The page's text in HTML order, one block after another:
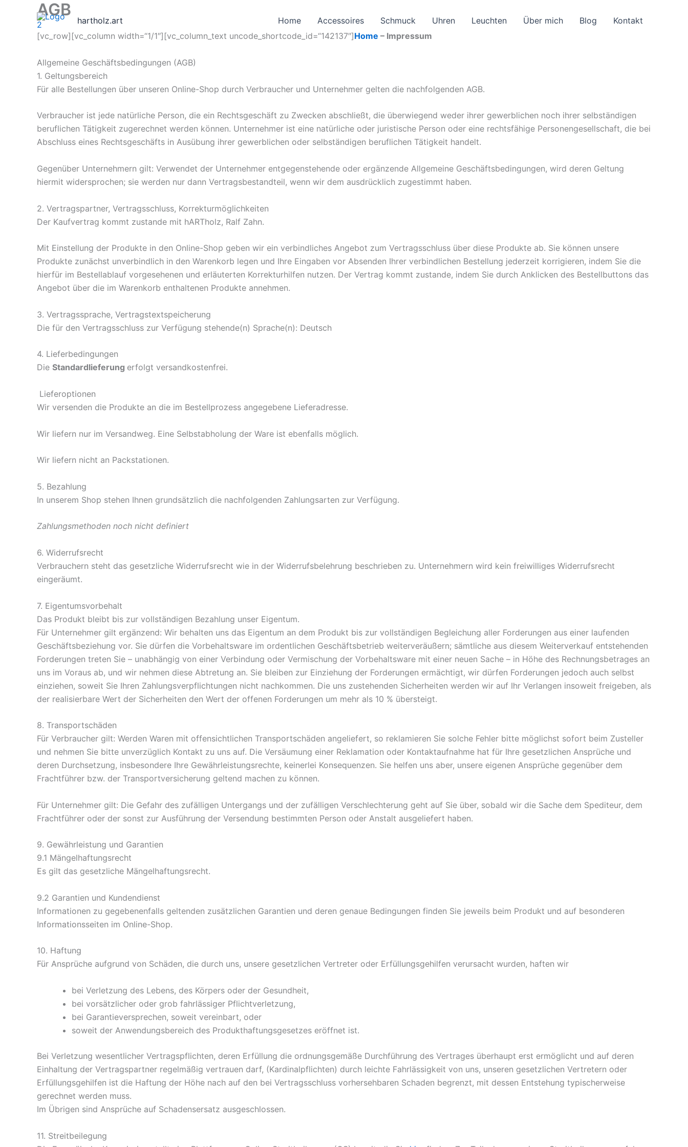
hartholz.art Home Accessoires Schmuck Uhren Leuchten Über mich Blog Kontakt
AGB
[vc_row][vc_column width=“1/1″][vc_column_text uncode_shortcode_id=“142137″]Home – Impressum
Allgemeine Geschäftsbedingungen (AGB)
1. Geltungsbereich
Für alle Bestellungen über unseren Online-Shop durch Verbraucher und Unternehmer gelten die nachfolgenden AGB.
Verbraucher ist jede natürliche Person, die ein Rechtsgeschäft zu Zwecken abschließt, die überwiegend weder ihrer gewerblichen noch ihrer selbständigen
beruflichen Tätigkeit zugerechnet werden können. Unternehmer ist eine natürliche oder juristische Person oder eine rechtsfähige Personengesellschaft, die bei
Abschluss eines Rechtsgeschäfts in Ausübung ihrer gewerblichen oder selbständigen beruflichen Tätigkeit handelt.
Gegenüber Unternehmern gilt: Verwendet der Unternehmer entgegenstehende oder ergänzende Allgemeine Geschäftsbedingungen, wird deren Geltung
hiermit widersprochen; sie werden nur dann Vertragsbestandteil, wenn wir dem ausdrücklich zugestimmt haben.
2. Vertragspartner, Vertragsschluss, Korrekturmöglichkeiten
Der Kaufvertrag kommt zustande mit hARTholz, Ralf Zahn.
Mit Einstellung der Produkte in den Online-Shop geben wir ein verbindliches Angebot zum Vertragsschluss über diese Produkte ab. Sie können unsere
Produkte zunächst unverbindlich in den Warenkorb legen und Ihre Eingaben vor Absenden Ihrer verbindlichen Bestellung jederzeit korrigieren, indem Sie die
hierfür im Bestellablauf vorgesehenen und erläuterten Korrekturhilfen nutzen. Der Vertrag kommt zustande, indem Sie durch Anklicken des Bestellbuttons das
Angebot über die im Warenkorb enthaltenen Produkte annehmen.
3. Vertragssprache, Vertragstextspeicherung
Die für den Vertragsschluss zur Verfügung stehende(n) Sprache(n): Deutsch
4. Lieferbedingungen
Die Standardlieferung erfolgt versandkostenfrei.
Lieferoptionen
Wir versenden die Produkte an die im Bestellprozess angegebene Lieferadresse.
Wir liefern nur im Versandweg. Eine Selbstabholung der Ware ist ebenfalls möglich.
Wir liefern nicht an Packstationen.
5. Bezahlung
In unserem Shop stehen Ihnen grundsätzlich die nachfolgenden Zahlungsarten zur Verfügung.
Zahlungsmethoden noch nicht definiert
6. Widerrufsrecht
Verbrauchern steht das gesetzliche Widerrufsrecht wie in der Widerrufsbelehrung beschrieben zu. Unternehmern wird kein freiwilliges Widerrufsrecht
eingeräumt.
7. Eigentumsvorbehalt​​​​​​​
Das Produkt bleibt bis zur vollständigen Bezahlung unser Eigentum.
Für Unternehmer gilt ergänzend: Wir behalten uns das Eigentum an dem Produkt bis zur vollständigen Begleichung aller Forderungen aus einer laufenden
Geschäftsbeziehung vor. Sie dürfen die Vorbehaltsware im ordentlichen Geschäftsbetrieb weiterveräußern; sämtliche aus diesem Weiterverkauf entstehenden
Forderungen treten Sie – unabhängig von einer Verbindung oder Vermischung der Vorbehaltsware mit einer neuen Sache – in Höhe des Rechnungsbetrages an
uns im Voraus ab, und wir nehmen diese Abtretung an. Sie bleiben zur Einziehung der Forderungen ermächtigt, wir dürfen Forderungen jedoch auch selbst
einziehen, soweit Sie Ihren Zahlungsverpflichtungen nicht nachkommen. Die uns zustehenden Sicherheiten werden wir auf Ihr Verlangen insoweit freigeben, als
der realisierbare Wert der Sicherheiten den Wert der offenen Forderungen um mehr als 10 % übersteigt.
8. Transportschäden​​​​​​​
Für Verbraucher gilt: Werden Waren mit offensichtlichen Transportschäden angeliefert, so reklamieren Sie solche Fehler bitte möglichst sofort beim Zusteller
und nehmen Sie bitte unverzüglich Kontakt zu uns auf. Die Versäumung einer Reklamation oder Kontaktaufnahme hat für Ihre gesetzlichen Ansprüche und
deren Durchsetzung, insbesondere Ihre Gewährleistungsrechte, keinerlei Konsequenzen. Sie helfen uns aber, unsere eigenen Ansprüche gegenüber dem
Frachtführer bzw. der Transportversicherung geltend machen zu können.
Für Unternehmer gilt: Die Gefahr des zufälligen Untergangs und der zufälligen Verschlechterung geht auf Sie über, sobald wir die Sache dem Spediteur, dem
Frachtführer oder der sonst zur Ausführung der Versendung bestimmten Person oder Anstalt ausgeliefert haben.
9. Gewährleistung und Garantien​​​​​​​
9.1 Mängelhaftungsrecht
Es gilt das gesetzliche Mängelhaftungsrecht.
9.2 Garantien und Kundendienst
Informationen zu gegebenenfalls geltenden zusätzlichen Garantien und deren genaue Bedingungen finden Sie jeweils beim Produkt und auf besonderen
Informationsseiten im Online-Shop.
10. Haftung​​​​​​​
Für Ansprüche aufgrund von Schäden, die durch uns, unsere gesetzlichen Vertreter oder Erfüllungsgehilfen verursacht wurden, haften wir
bei Verletzung des Lebens, des Körpers oder der Gesundheit,
bei vorsätzlicher oder grob fahrlässiger Pflichtverletzung,
bei Garantieversprechen, soweit vereinbart, oder
soweit der Anwendungsbereich des Produkthaftungsgesetzes eröffnet ist.
Bei Verletzung wesentlicher Vertragspflichten, deren Erfüllung die ordnungsgemäße Durchführung des Vertrages überhaupt erst ermöglicht und auf deren
Einhaltung der Vertragspartner regelmäßig vertrauen darf, (Kardinalpflichten) durch leichte Fahrlässigkeit von uns, unseren gesetzlichen Vertretern oder
Erfüllungsgehilfen ist die Haftung der Höhe nach auf den bei Vertragsschluss vorhersehbaren Schaden begrenzt, mit dessen Entstehung typischerweise
gerechnet werden muss.
Im Übrigen sind Ansprüche auf Schadensersatz ausgeschlossen.
11. Streitbeilegung​​​​​​​